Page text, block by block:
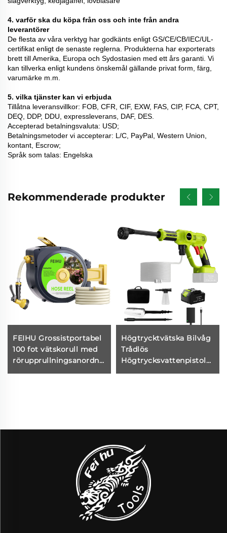
4. varför ska du köpa från oss och inte från andra
leverantörer
De flesta av våra verktyg har godkänts enligt GS/CE/CB/IEC/UL-
certifikat enligt de senaste reglerna. Produkterna har exporterats
brett till Amerika, Europa och Sydostasien med ett års garanti. Vi
kan tillverka enligt kundens önskemål gällande privat form, färg,
varumärke m.m.
5. vilka tjänster kan vi erbjuda
Tillåtna leveransvillkor: FOB, CFR, CIF, EXW, FAS, CIP, FCA, CPT,
DEQ, DDP, DDU, expressleverans, DAF, DES.
Accepterad betalningsvaluta: USD;
Betalningsmetoder vi accepterar: L/C, PayPal, Western Union,
kontant, Escrow;
Språk som talas: Engelska
Rekommenderade produkter
FEIHU Grossistportabel
100 fot vätskorull med
rörupprullningsanordning
för bilväsning,
Högtrycktvätska Bilvåg
Trådlös
Högtrycksvattenpistol
Bilvågsmaskin